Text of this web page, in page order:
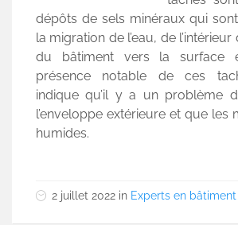
dépôts de sels minéraux qui
la migration de l’eau, de l’intérieur
du bâtiment vers la surface
présence notable de ces
indique qu’il y a un problème
l’enveloppe extérieure et que les
humides.
2 juillet 2022 in Experts en bâtiment